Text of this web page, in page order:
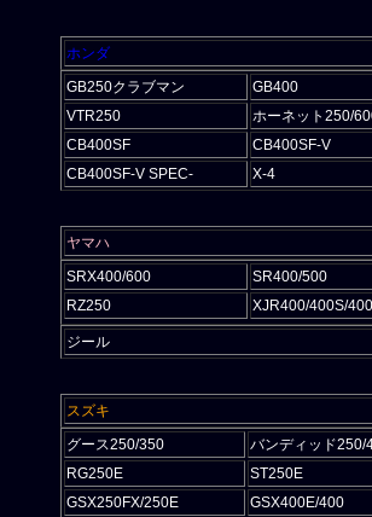
ホンダ
GB250クラブマン
GB400
VTR250
ホーネット250/
CB400SF
CB400SF-V
CB400SF-V SPEC-
X-4
ヤマハ
SRX400/600
SR400/500
RZ250
XJR400/400S/
ジール
スズキ
グース250/350
バンディッド250/
RG250E
ST250E
GSX250FX/250E
GSX400E/400